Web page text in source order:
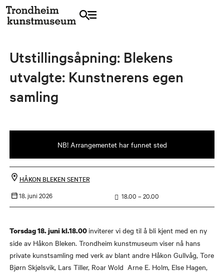
Utstillingsåpning: Blekens
utvalgte: Kunstnerens egen
samling
NB! Arrangementet har funnet sted
HÅKON BLEKEN SENTER
18. juni 2026
18.00 – 20.00
Torsdag 18. juni kl.18.00 inviterer vi deg til å bli kjent med en ny
side av Håkon Bleken. Trondheim kunstmuseum viser nå hans
private kunstsamling med verk av blant andre Håkon Gullvåg, Tore
Bjørn Skjølsvik, Lars Tiller, Roar Wold Arne E. Holm, Else Hagen,